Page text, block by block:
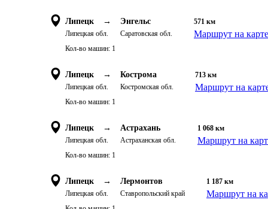
Липецк →
Липецкая обл.
Энгельс
Саратовская обл.
571 км
Маршрут на карте
Кол-во машин: 1
Липецк →
Липецкая обл.
Кострома
Костромская обл.
713 км
Маршрут на
Кол-во машин: 1
Липецк →
Липецкая обл.
Астрахань
Астраханская обл.
1 068 км
Маршрут на
Кол-во машин: 1
Липецк →
Липецкая обл.
Лермонтов
Ставропольский край
1 187 км
Маршрут на